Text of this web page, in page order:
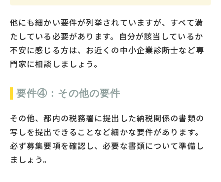
他にも細かい要件が列挙されていますが、すべて満
たしている必要があります。自分が該当しているか
不安に感じる方は、お近くの中小企業診断士など専
門家に相談しましょう。
要件④：その他の要件
その他、都内の税務署に提出した納税関係の書類の
写しを提出できることなど細かな要件があります。
必ず募集要項を確認し、必要な書類について準備し
ましょう。